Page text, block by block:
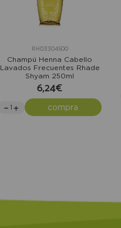
RHD3304500
Champú Henna Cabello
Lavados Frecuentes Rhade
Shyam 250ml
6,24€
compra